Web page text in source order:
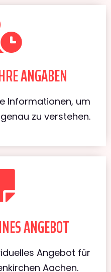
ANGABEN
Informationen, um
zu verstehen.
ANGEBOT
Angebot für
Aachen.